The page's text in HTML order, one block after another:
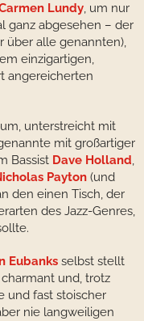
Lundy, um nur
ganz abgesehen – der
über alle genannten),
einzigartigen,
angereicherten
unterstreicht mit
mit großartiger
Bassist Dave Holland,
Payton (und
den einen Tisch, der
des Jazz-Genres,
Eubanks selbst stellt
charmant und, trotz
und fast stoischer
nie langweiligen